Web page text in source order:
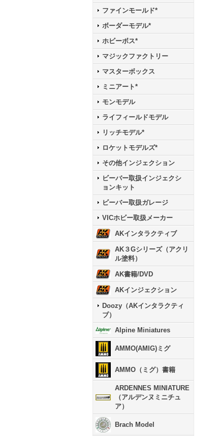
ファインモールド*
ボーダーモデル*
ホビーボス*
マジックファクトリー
マスターボックス
ミニアート*
モンモデル
ライフィールドモデル
リッチモデル*
ロケットモデルズ*
その他インジェクション
ビーバー取扱インジェクシ
ョンキット
ビーバー取扱ガレージ
VICホビー取扱メーカー
AKインタラクティブ
AK３Gシリーズ（アクリ
ル塗料）
AK書籍/DVD
AKインジェクション
Doozy（AKインタラクティ
ブ）
Alpine Miniatures
AMMO(AMIG)ミグ
AMMO（ミグ）書籍
ARDENNES MINIATURE
（アルデンヌミニチュ
ア）
Brach Model